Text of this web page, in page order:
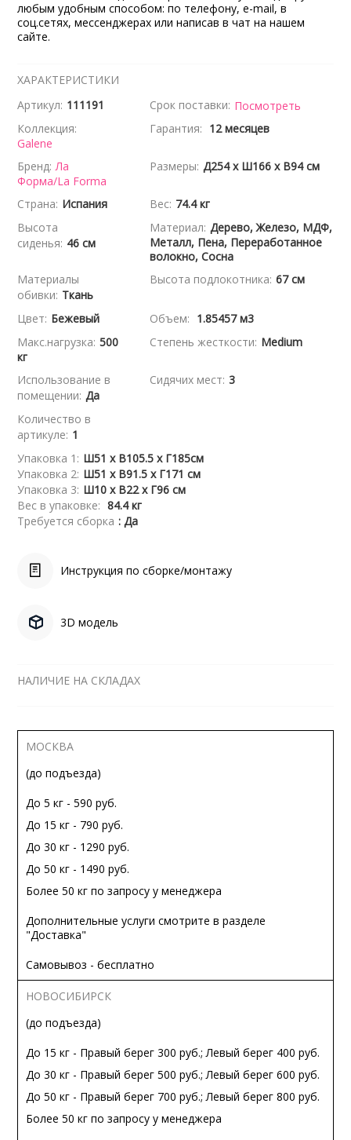
любым удобным способом: по телефону, e-mail, в
соц.сетях, мессенджерах или написав в чат на нашем
сайте.
ХАРАКТЕРИСТИКИ
Артикул: 111191 Срок поставки: Посмотреть
Коллекция:
Galene
Гарантия: 12 месяцев
Бренд: Ла
Форма/La Forma
Размеры: Д254 x Ш166 x В94 см
Страна: Испания Вес: 74.4 кг
Высота
сиденья: 46 см
Материал: Дерево, Железо, МДФ,
Металл, Пена, Переработанное
волокно, Сосна
Материалы
обивки: Ткань
Высота подлокотника: 67 см
Цвет: Бежевый Объем: 1.85457 м3
Макс.нагрузка: 500
кг
Степень жесткости: Medium
Использование в
помещении: Да
Сидячих мест: 3
Количество в
артикуле: 1
Упаковка 1: Ш51 x В105.5 x Г185см
Упаковка 2: Ш51 x В91.5 x Г171 см
Упаковка 3: Ш10 x В22 x Г96 см
Вес в упаковке: 84.4 кг
Требуется сборка : Да
Инструкция по сборке/монтажу
3D модель
НАЛИЧИЕ НА СКЛАДАХ
МОСКВА
(до подъезда)
До 5 кг - 590 руб.
До 15 кг - 790 руб.
До 30 кг - 1290 руб.
До 50 кг - 1490 руб.
Более 50 кг по запросу у менеджера
Дополнительные услуги смотрите в разделе
"Доставка"
Самовывоз - бесплатно
НОВОСИБИРСК
(до подъезда)
До 15 кг - Правый берег 300 руб.; Левый берег 400 руб.
До 30 кг - Правый берег 500 руб.; Левый берег 600 руб.
До 50 кг - Правый берег 700 руб.; Левый берег 800 руб.
Более 50 кг по запросу у менеджера